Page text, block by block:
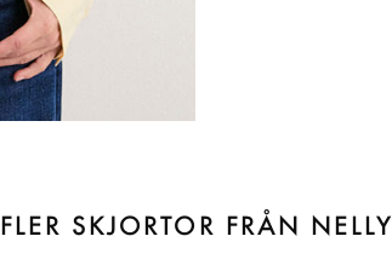
FLER SKJORTOR FRÅN NELLY